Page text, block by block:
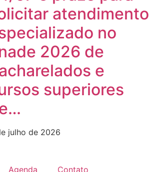
atendimento
no
2026 de
e
superiores
julho de 2026
Agenda Contato